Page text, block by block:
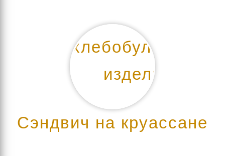
Сэндвич на круассане